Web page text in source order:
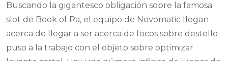
Buscando la gigantesco obligación sobre la famosa
slot de Book of Ra, el equipo de Novomatic llegan
acerca de llegar a ser acerca de focos sobre destello
puso a la trabajo con el objeto sobre optimizar